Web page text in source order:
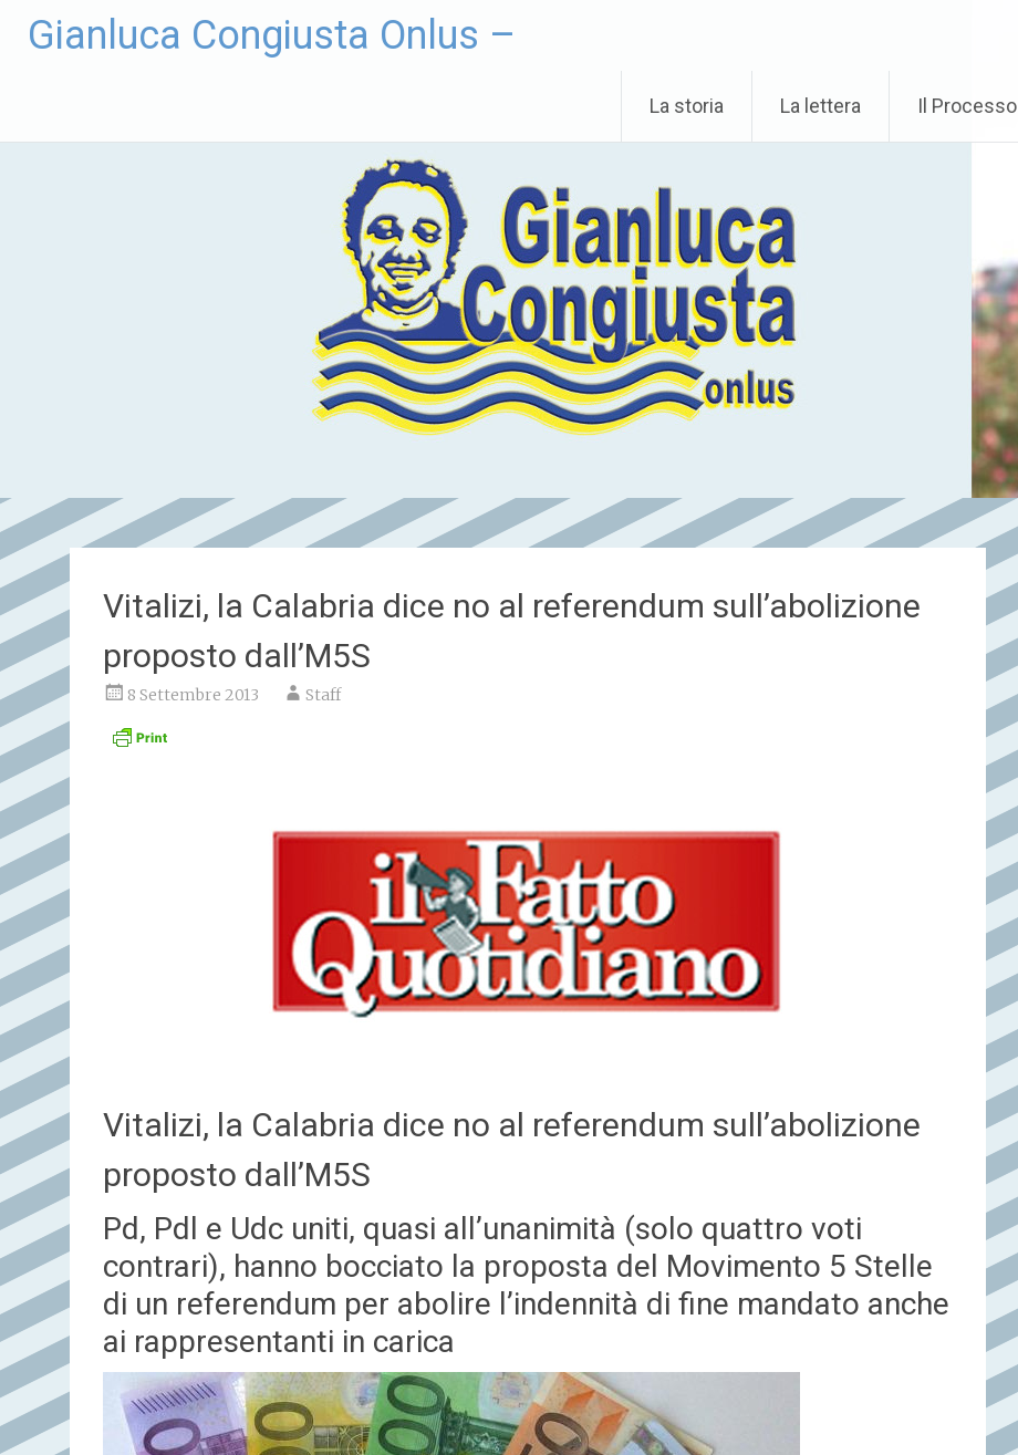
Gianluca Congiusta Onlus –
La storia La lettera Il Processo
Vitalizi, la Calabria dice no al referendum sull’abolizione
proposto dall’M5S
8 Settembre 2013 Staff
Vitalizi, la Calabria dice no al referendum sull’abolizione
proposto dall’M5S
Pd, Pdl e Udc uniti, quasi all’unanimità (solo quattro voti
contrari), hanno bocciato la proposta del Movimento 5 Stelle
di un referendum per abolire l’indennità di fine mandato anche
ai rappresentanti in carica